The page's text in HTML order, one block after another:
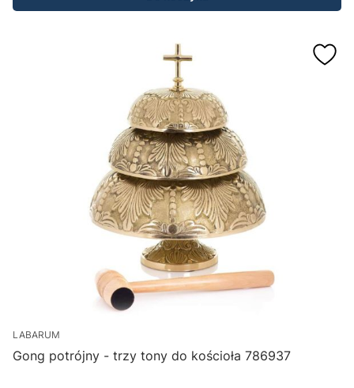
LABARUM
Gong potrójny - trzy tony do kościoła 786937